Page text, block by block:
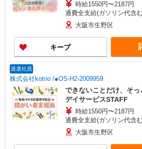
時給1550円〜2187円
通費全支給(ガソリン代含
大阪市生野区
キープ
派遣社員
株式会社kotrio /●OS-H2-2009959
できないことだけ、そ
デイサービスSTAFF
時給1550円〜2187円
通費全支給(ガソリン代含
大阪市生野区